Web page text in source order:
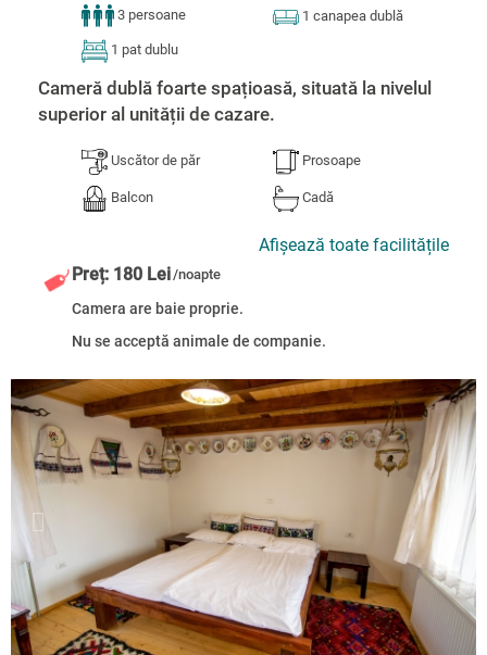
3 persoane
1 pat dublu
1 canapea dublă
Cameră dublă foarte spațioasă, situată la nivelul
superior al unității de cazare.
Uscător de păr
Balcon
Prosoape
Cadă
Afișează toate facilitățile
Preț: 180 Lei/noapte
Camera are baie proprie.
Nu se acceptă animale de companie.